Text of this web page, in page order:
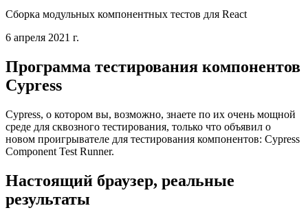
Программа тестирования компонентов
6 апреля 2021 г.
Программа тестирования компонентов
Cypress
Cypress, о котором вы, возможно, знаете по их очень мощной
новом проигрывателе для тестирования компонентов: Cypress
Component Test Runner.